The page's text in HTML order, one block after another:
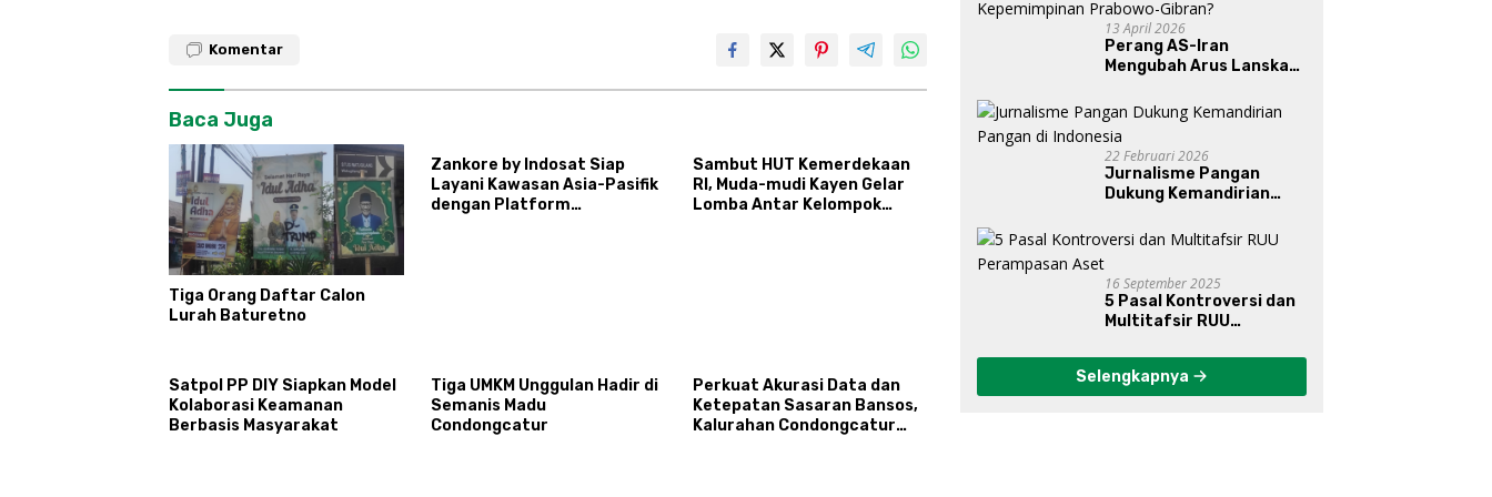
Komentar
Baca Juga
Tiga Orang Daftar Calon
Lurah Baturetno
Zankore by Indosat Siap
Layani Kawasan Asia-Pasifik
dengan Platform
Sambut HUT Kemerdekaan
RI, Muda-mudi Kayen Gelar
Lomba Antar Kelompok
Satpol PP DIY Siapkan Model
Kolaborasi Keamanan
Berbasis Masyarakat
Tiga UMKM Unggulan Hadir di
Semanis Madu
Condongcatur
Perkuat Akurasi Data dan
Ketepatan Sasaran Bansos,
Kalurahan Condongcatur
13 April 2026
Perang AS-Iran
Mengubah Arus Lanskap
Bawah Kepemimpinan
Prabowo-Gibran?
22 Februari 2026
Jurnalisme Pangan
Dukung Kemandirian
16 September 2025
5 Pasal Kontroversi dan
Multitafsir RUU
Selengkapnya